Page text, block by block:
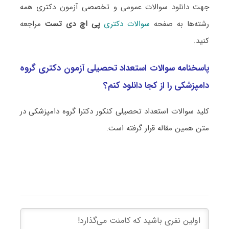
جهت دانلود سوالات عمومی و تخصصی آزمون دکتری همه
رشته‌ها به صفحه سوالات دکتری پی اچ دی تست مراجعه
کنید.
پاسخنامه سوالات استعداد تحصیلی آزمون دکتری گروه
دامپزشکی را از کجا دانلود کنم؟
کلید سوالات استعداد تحصیلی کنکور دکترا گروه دامپزشکی در
متن همین مقاله قرار گرفته است.